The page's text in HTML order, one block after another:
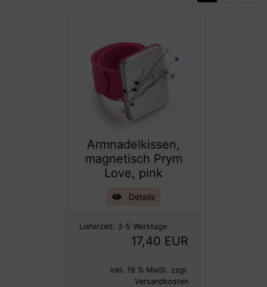
Armnadelkissen,
magnetisch Prym
Love, pink
Details
Lieferzeit: 3-5 Werktage
17,40 EUR
inkl. 19 % MwSt. zzgl.
Versandkosten